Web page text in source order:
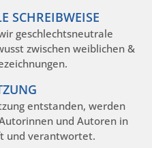
SCHREIBWEISE
geschlechtsneutrale
zwischen weiblichen &
entstanden, werden
und Autoren in
und verantwortet.